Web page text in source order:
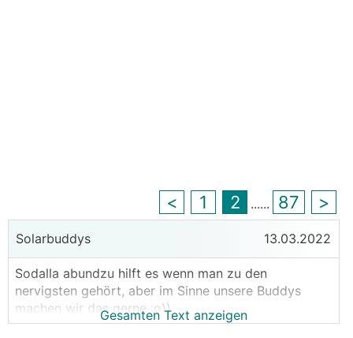
< 1 2 ...... 87 >
Solarbuddys 13.03.2022
Sodalla abundzu hilft es wenn man zu den
nervigsten gehört, aber im Sinne unsere Buddys
machen wir das gerne :o))Gesamten Text anzeigen